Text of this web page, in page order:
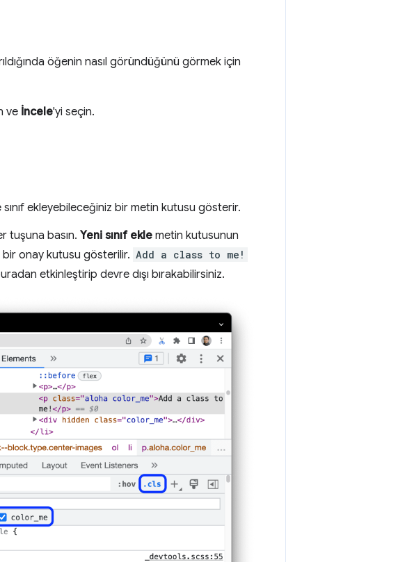
öğenin nasıl göründüğünü görmek için
ve İncele'yi seçin.
sınıf ekleyebileceğiniz bir metin kutusu gösterir.
tuşuna basın. Yeni sınıf ekle metin kutusunun
bir onay kutusu gösterilir. Add a class to me!
etkinleştirip devre dışı bırakabilirsiniz.